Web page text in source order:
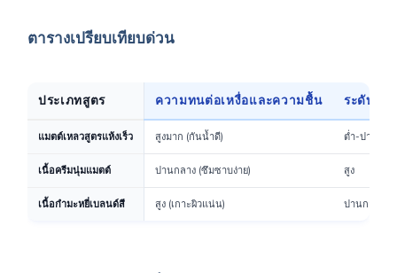
ตารางเปรียบเทียบด่วน
ประเภทสูตร ความทนต่อเหงื่อและความชื้น ระดับคว
แมตต์เหลวสูตรแห้งเร็ว สูงมาก (กันน้ำดี) ต่ำ-ปานกลา
เนื้อครีมนุ่มแมตต์ ปานกลาง (ซึมซาบง่าย) สูง
เนื้อกำมะหยี่เบลนด์สี สูง (เกาะผิวแน่น) ปานกลาง